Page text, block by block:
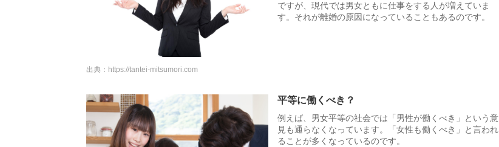
ですが、現代では男女ともに仕事をする人が増えていま
す。それが離婚の原因になっていることもあるのです。
出典： https://tantei-mitsumori.com
平等に働くべき？
例えば、男女平等の社会では「男性が働くべき」という意
見も通らなくなっています。「女性も働くべき」と言われ
ることが多くなっているのです。